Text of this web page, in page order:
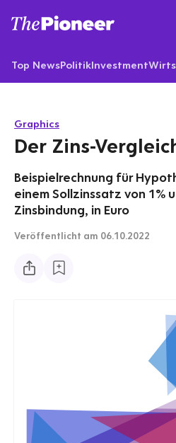
Top NewsPolitikInvestment
Graphics
Der Zins-
Beispielrechnung für
einem Sollzinssatz von 1%
Zinsbindung, in Euro
Veröffentlicht am 06.10.2022